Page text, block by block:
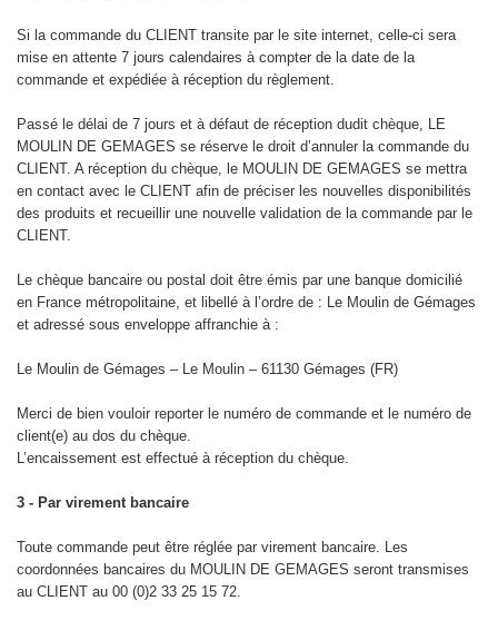
Si la commande du CLIENT transite par le site internet, celle-ci sera
mise en attente 7 jours calendaires à compter de la date de la
commande et expédiée à réception du règlement.
Passé le délai de 7 jours et à défaut de réception dudit chèque, LE
MOULIN DE GEMAGES se réserve le droit d’annuler la commande du
CLIENT. A réception du chèque, le MOULIN DE GEMAGES se mettra
en contact avec le CLIENT afin de préciser les nouvelles disponibilités
des produits et recueillir une nouvelle validation de la commande par le
CLIENT.
Le chèque bancaire ou postal doit être émis par une banque domicilié
en France métropolitaine, et libellé à l’ordre de : Le Moulin de Gémages
et adressé sous enveloppe affranchie à :
Le Moulin de Gémages – Le Moulin – 61130 Gémages (FR)
Merci de bien vouloir reporter le numéro de commande et le numéro de
client(e) au dos du chèque.
L’encaissement est effectué à réception du chèque.
3 - Par virement bancaire
Toute commande peut être réglée par virement bancaire. Les
coordonnées bancaires du MOULIN DE GEMAGES seront transmises
au CLIENT au 00 (0)2 33 25 15 72.